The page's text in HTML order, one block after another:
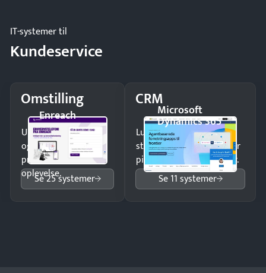
IT-systemer til
Kundeservice
Omstilling
Enreach
Undgå tabte opkald
og giv kunderne en
professionel
oplevelse.
Se 25 systemer
CRMMicrosoft
Dynamics 365
Luk flere salg med et
struktureret overblik over
pipeline og opfølgninger.
Se 11 systemer